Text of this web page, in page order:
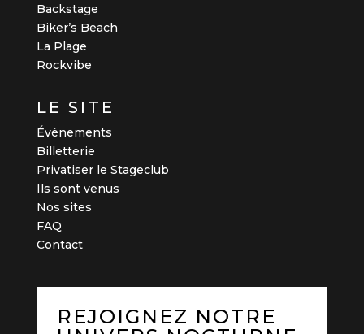
Backstage
Biker’s Beach
La Plage
Rockvibe
LE SITE
Événements
Billetterie
Privatiser le Stageclub
Ils sont venus
Nos sites
FAQ
Contact
REJOIGNEZ NOTRE